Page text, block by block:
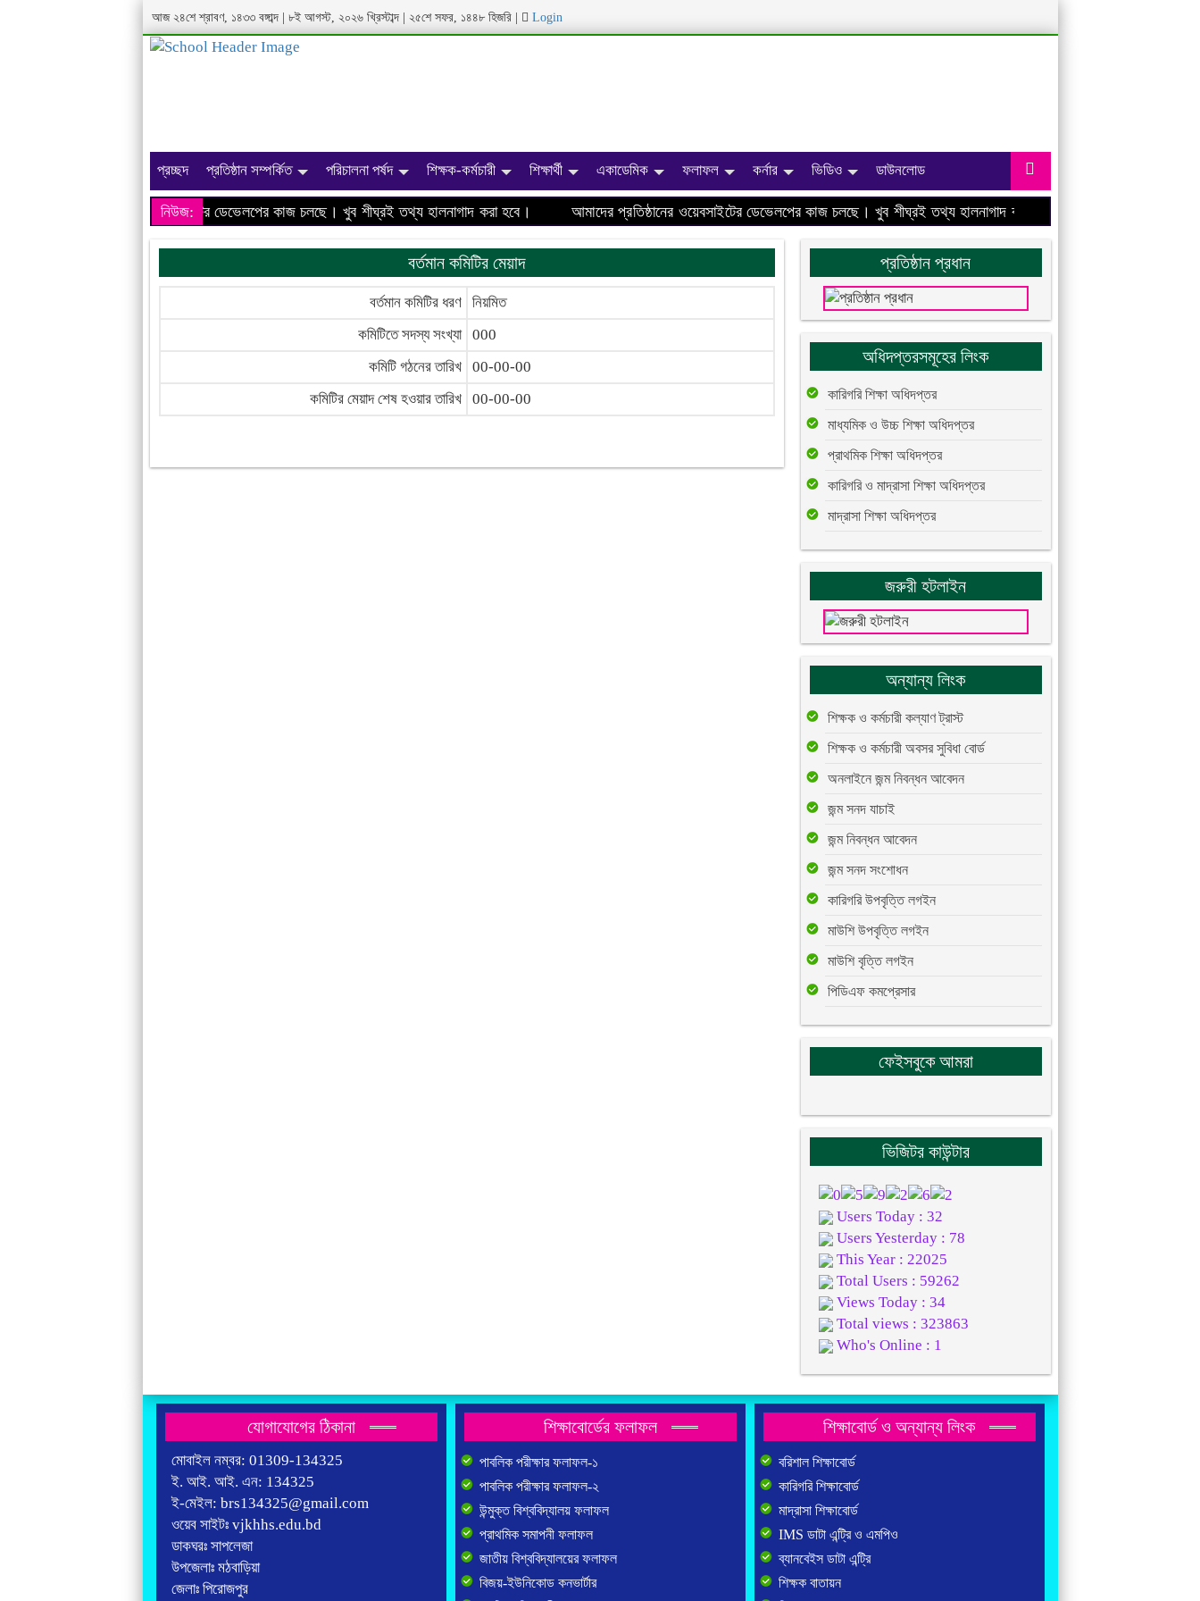
আজ ২৪শে শ্রাবণ, ১৪৩৩ বঙ্গাব্দ | ৮ই আগস্ট, ২০২৬ খ্রিস্টাব্দ | ২৫শে সফর, ১৪৪৮ হিজরি Login
প্রচ্ছদ প্রতিষ্ঠান সম্পর্কিত পরিচালনা পর্ষদ শিক্ষক-কর্মচারী শিক্ষার্থী একাডেমিক ফলাফল কর্নার ভিডিও ডাউনলোড
নিউজ: আমাদের প্রতিষ্ঠানের ওয়েবসাইটের ডেভেলপের কাজ চলছে। খুব শীঘ্রই তথ্য হালনাগাদ করা হবে।
আমাদের প্রতিষ্ঠানের ওয়েবসাইটের ডেভেলপের কাজ চলছে। খুব শীঘ্রই তথ্য হালনাগাদ করা হবে।
বর্তমান কমিটির মেয়াদ
বর্তমান কমিটির ধরণ
নিয়মিত
কমিটিতে সদস্য সংখ্যা
000
কমিটি গঠনের তারিখ
00-00-00
কমিটির মেয়াদ শেষ হওয়ার তারিখ
00-00-00
প্রতিষ্ঠান প্রধান
অধিদপ্তরসমূহের লিংক
কারিগরি শিক্ষা অধিদপ্তর
মাধ্যমিক ও উচ্চ শিক্ষা অধিদপ্তর
প্রাথমিক শিক্ষা অধিদপ্তর
কারিগরি ও মাদ্রাসা শিক্ষা অধিদপ্তর
মাদ্রাসা শিক্ষা অধিদপ্তর
জরুরী হটলাইন
অন্যান্য লিংক
শিক্ষক ও কর্মচারী কল্যাণ ট্রাস্ট
শিক্ষক ও কর্মচারী অবসর সুবিধা বোর্ড
অনলাইনে জন্ম নিবন্ধন আবেদন
জন্ম সনদ যাচাই
জন্ম নিবন্ধন আবেদন
জন্ম সনদ সংশোধন
কারিগরি উপবৃত্তি লগইন
মাউশি উপবৃত্তি লগইন
মাউশি বৃত্তি লগইন
পিডিএফ কমপ্রেসার
ফেইসবুকে আমরা
ভিজিটর কাউন্টার
Users Today : 32
Users Yesterday : 78
This Year : 22025
Total Users : 59262
Views Today : 34
Total views : 323863
Who's Online : 1
যোগাযোগের ঠিকানা
মোবাইল নম্বর: 01309-134325
ই. আই. আই. এন: 134325
ই-মেইল: brs134325@gmail.com
ওয়েব সাইটঃ vjkhhs.edu.bd
ডাকঘরঃ সাপলেজা
উপজেলাঃ মঠবাড়িয়া
জেলাঃ পিরোজপুর
শিক্ষাবোর্ডের ফলাফল
পাবলিক পরীক্ষার ফলাফল-১
পাবলিক পরীক্ষার ফলাফল-২
উন্মুক্ত বিশ্ববিদ্যালয় ফলাফল
প্রাথমিক সমাপনী ফলাফল
জাতীয় বিশ্ববিদ্যালয়ের ফলাফল
বিজয়-ইউনিকোড কনভার্টার
শিক্ষাবোর্ড ও অন্যান্য লিংক
বরিশাল শিক্ষাবোর্ড
কারিগরি শিক্ষাবোর্ড
মাদ্রাসা শিক্ষাবোর্ড
IMS ডাটা এন্ট্রি ও এমপিও
ব্যানবেইস ডাটা এন্ট্রি
শিক্ষক বাতায়ন